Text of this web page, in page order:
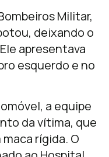
Militar,
deixando o
apresentava
esquerdo e no
a equipe
da vítima, que
rígida. O